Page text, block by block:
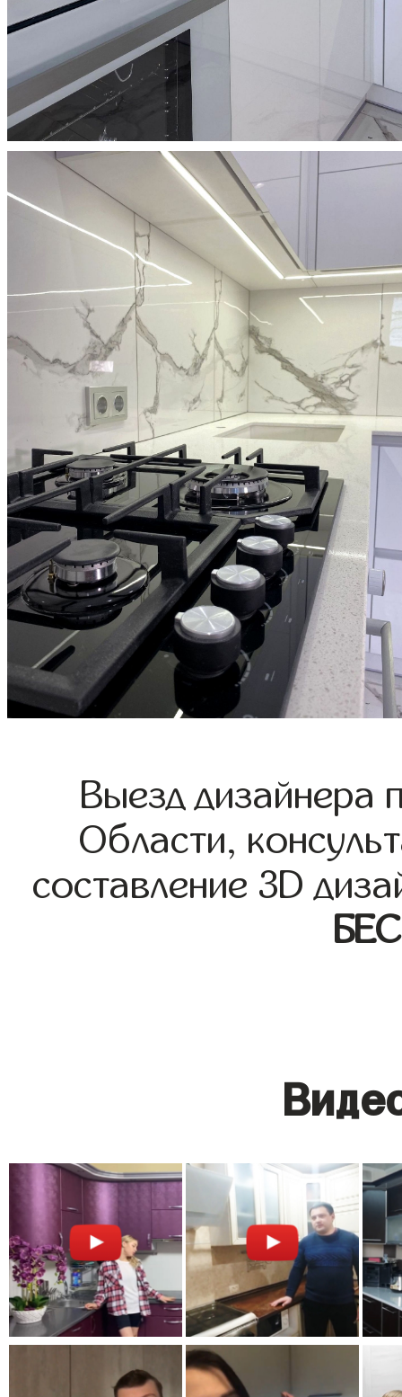
Выезд дизайнера
Области,
составление 3D